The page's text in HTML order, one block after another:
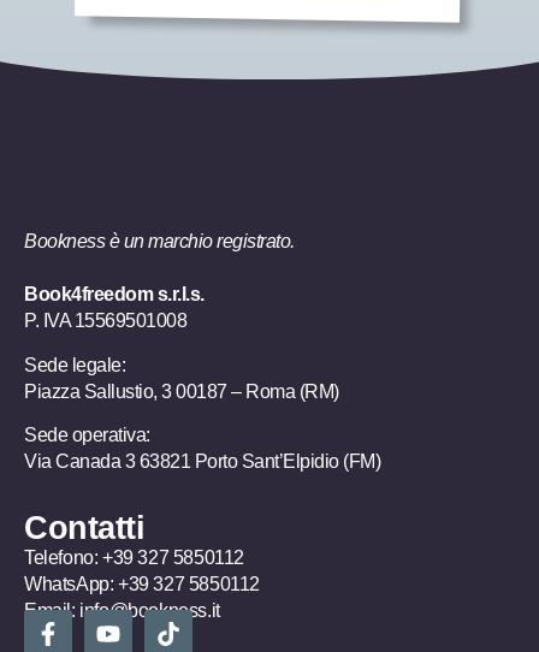
Bookness è un marchio registrato.
Book4freedom s.r.l.s.
P. IVA ​15569501008
Sede legale:
Piazza Sallustio, 3 00187 – Roma (RM)
Sede operativa:
Via Canada 3 63821 Porto Sant’Elpidio (FM)
Contatti
Telefono: +39 327 5850112
WhatsApp: +39 327 5850112
Email: info@bookness.it